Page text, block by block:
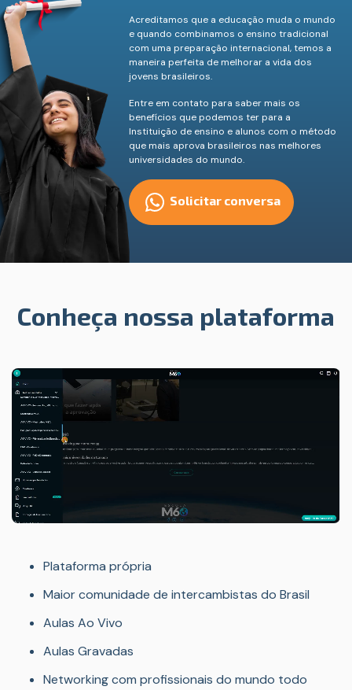
Acreditamos que a educação muda o mundo
e quando combinamos o ensino tradicional
com uma preparação internacional, temos a
maneira perfeita de melhorar a vida dos
jovens brasileiros.
Entre em contato para saber mais os
benefícios que podemos ter para a
Instituição de ensino e alunos com o método
que mais aprova brasileiros nas melhores
universidades do mundo.
Solicitar conversa
Conheça nossa plataforma
Plataforma própria
Maior comunidade de intercambistas do Brasil
Aulas Ao Vivo
Aulas Gravadas
Networking com profissionais do mundo todo